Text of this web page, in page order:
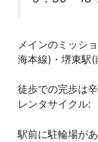
メインのミッシ
海本線)・堺東駅
徒歩での完歩は
レンタサイクル:
駅前に駐輪場が